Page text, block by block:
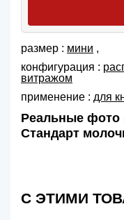
размер : мини ,
конфигурация :
витражом
применение : для
Реальные фото
Стандарт
С ЭТИМИ